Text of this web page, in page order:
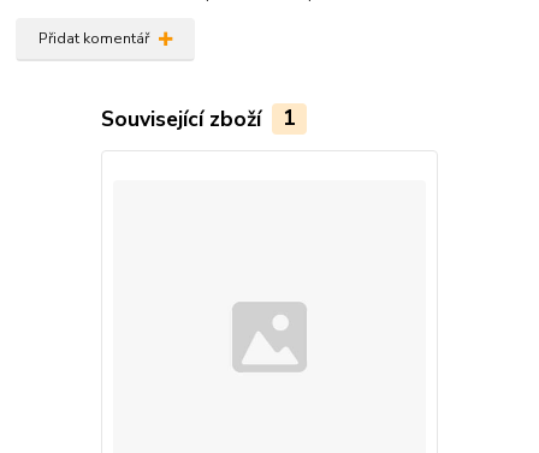
Přidat komentář
Související zboží 1